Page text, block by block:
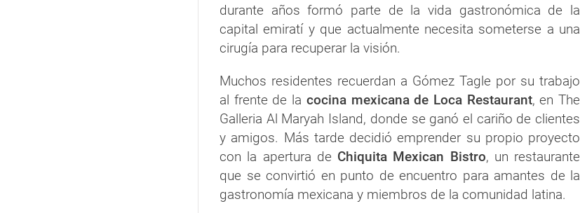
durante años formó parte de la vida gastronómica de la
capital emiratí y que actualmente necesita someterse a una
cirugía para recuperar la visión.
Muchos residentes recuerdan a Gómez Tagle por su trabajo
al frente de la cocina mexicana de Loca Restaurant, en The
Galleria Al Maryah Island, donde se ganó el cariño de clientes
y amigos. Más tarde decidió emprender su propio proyecto
con la apertura de Chiquita Mexican Bistro, un restaurante
que se convirtió en punto de encuentro para amantes de la
gastronomía mexicana y miembros de la comunidad latina.